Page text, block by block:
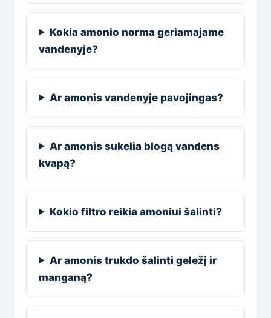
Kokia amonio norma geriamajame
vandenyje?
Ar amonis vandenyje pavojingas?
Ar amonis sukelia blogą vandens
kvapą?
Kokio filtro reikia amoniui šalinti?
Ar amonis trukdo šalinti geležį ir
manganą?